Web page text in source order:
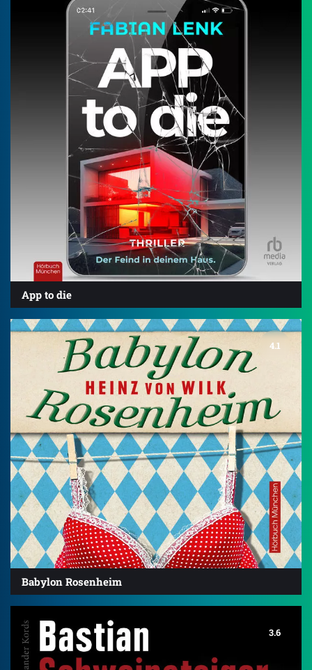
App to die
4.1
Babylon Rosenheim
3.6